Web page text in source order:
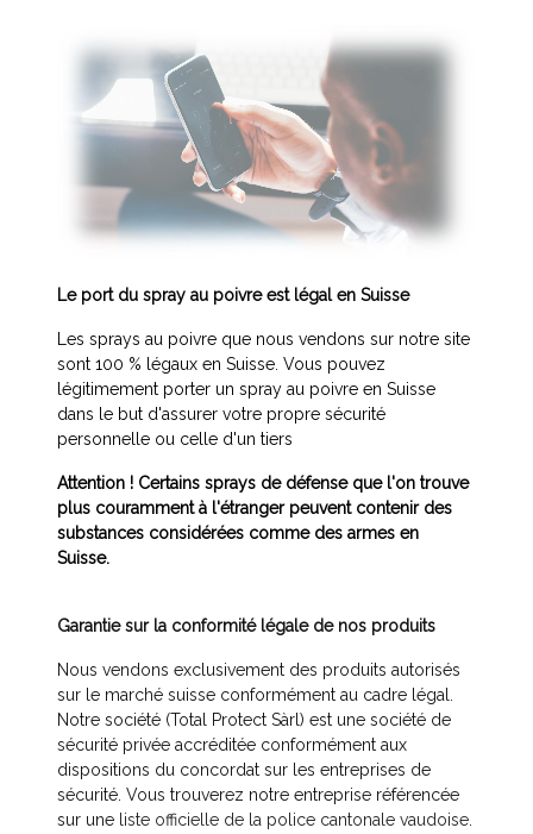
Le port du spray au poivre est légal en Suisse
Les sprays au poivre que nous vendons sur notre site
sont 100 % légaux en Suisse. Vous pouvez
légitimement porter un spray au poivre en Suisse
dans le but d'assurer votre propre sécurité
personnelle ou celle d'un tiers
Attention ! Certains sprays de défense que l'on trouve
plus couramment à l'étranger peuvent contenir des
substances considérées comme des armes en
Suisse.
Garantie sur la conformité légale de nos produits
Nous vendons exclusivement des produits autorisés
sur le marché suisse conformément au cadre légal.
Notre société (Total Protect Sàrl) est une société de
sécurité privée accréditée conformément aux
dispositions du concordat sur les entreprises de
sécurité. Vous trouverez notre entreprise référencée
sur une liste officielle de la police cantonale vaudoise